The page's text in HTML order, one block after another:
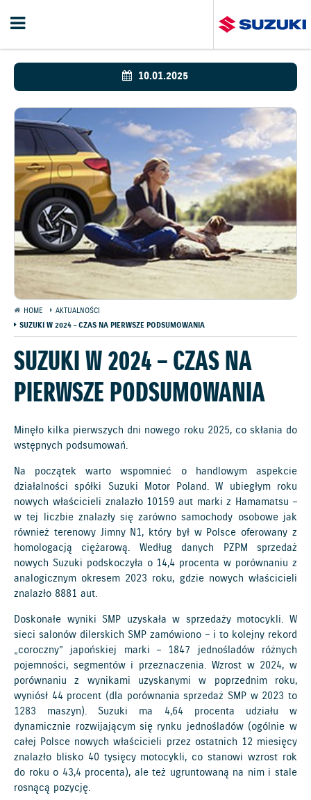
10.01.2025
HOME
AKTUALNOŚCI
SUZUKI W 2024 – CZAS NA PIERWSZE PODSUMOWANIA
SUZUKI W 2024 – CZAS NA
PIERWSZE PODSUMOWANIA
Minęło kilka pierwszych dni nowego roku 2025, co skłania do
wstępnych podsumowań.
Na początek warto wspomnieć o handlowym aspekcie
działalności spółki Suzuki Motor Poland. W ubiegłym roku
nowych właścicieli znalazło 10159 aut marki z Hamamatsu –
w tej liczbie znalazły się zarówno samochody osobowe jak
również terenowy Jimny N1, który był w Polsce oferowany z
homologacją ciężarową. Według danych PZPM sprzedaż
nowych Suzuki podskoczyła o 14,4 procenta w porównaniu z
analogicznym okresem 2023 roku, gdzie nowych właścicieli
znalazło 8881 aut.
Doskonałe wyniki SMP uzyskała w sprzedaży motocykli. W
sieci salonów dilerskich SMP zamówiono – i to kolejny rekord
„coroczny” japońskiej marki – 1847 jednośladów różnych
pojemności, segmentów i przeznaczenia. Wzrost w 2024, w
porównaniu z wynikami uzyskanymi w poprzednim roku,
wyniósł 44 procent (dla porównania sprzedaż SMP w 2023 to
1283 maszyn). Suzuki ma 4,64 procenta udziału w
dynamicznie rozwijającym się rynku jednośladów (ogólnie w
całej Polsce nowych właścicieli przez ostatnich 12 miesięcy
znalazło blisko 40 tysięcy motocykli, co stanowi wzrost rok
do roku o 43,4 procenta), ale też ugruntowaną na nim i stale
rosnącą pozycję.